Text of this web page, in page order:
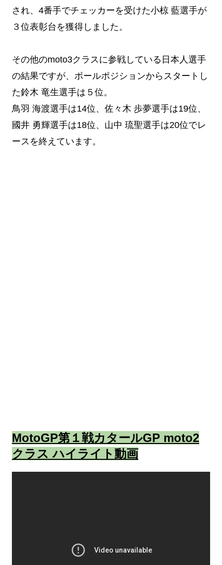
され、4番手でチェッカーを受けた小椋 藍選手が
３位表彰台を獲得しました。
その他のmoto3クラスに参戦している日本人選手
の結果ですが、ポールポジションからスタートし
た鈴木 竜生選手は５位。
鳥羽 海渡選手は14位、佐々木 歩夢選手は19位、
國井 勇輝選手は18位、山中 琉聖選手は20位でレ
ースを終えています。
MotoGP第１戦カタールGP moto2
クラス ハイライト動画